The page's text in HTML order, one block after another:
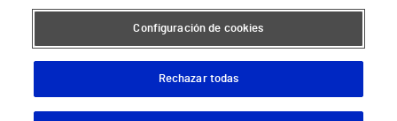
Hospital Universitario Vithas Madrid La Milagrosa
Hospital Vithas Medimar
Hospital Vithas Sevilla
Configuración de cookies
Rechazar todas